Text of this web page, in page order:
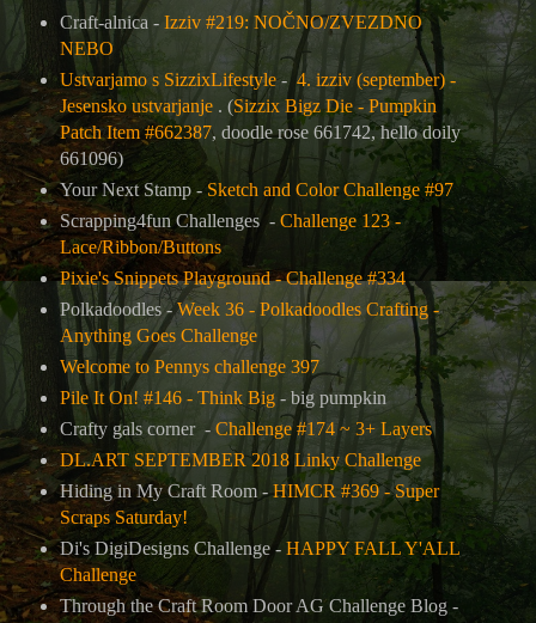
Craft-alnica - Izziv #219: NOČNO/ZVEZDNO
NEBO
Ustvarjamo s SizzixLifestyle- 4. izziv (september) -
Jesensko ustvarjanje . (Sizzix Bigz Die - Pumpkin
Patch Item #662387, doodle rose 661742, hello doily
661096)
Your Next Stamp - Sketch and Color Challenge #97
Scrapping4fun Challenges - Challenge 123 -
Lace/Ribbon/Buttons
Pixie's Snippets Playground - Challenge #334
Polkadoodles -Week 36 - Polkadoodles Crafting -
Anything Goes Challenge
Welcome to Pennys challenge 397
Pile It On! #146 - Think Big- big pumpkin
Crafty gals corner - Challenge #174 ~ 3+ Layers
DL.ART SEPTEMBER 2018 Linky Challenge
Hiding in My Craft Room -HIMCR #369 - Super
Scraps Saturday!
Di's DigiDesigns Challenge - HAPPY FALL Y'ALL
Challenge
Through the Craft Room Door AG Challenge Blog -